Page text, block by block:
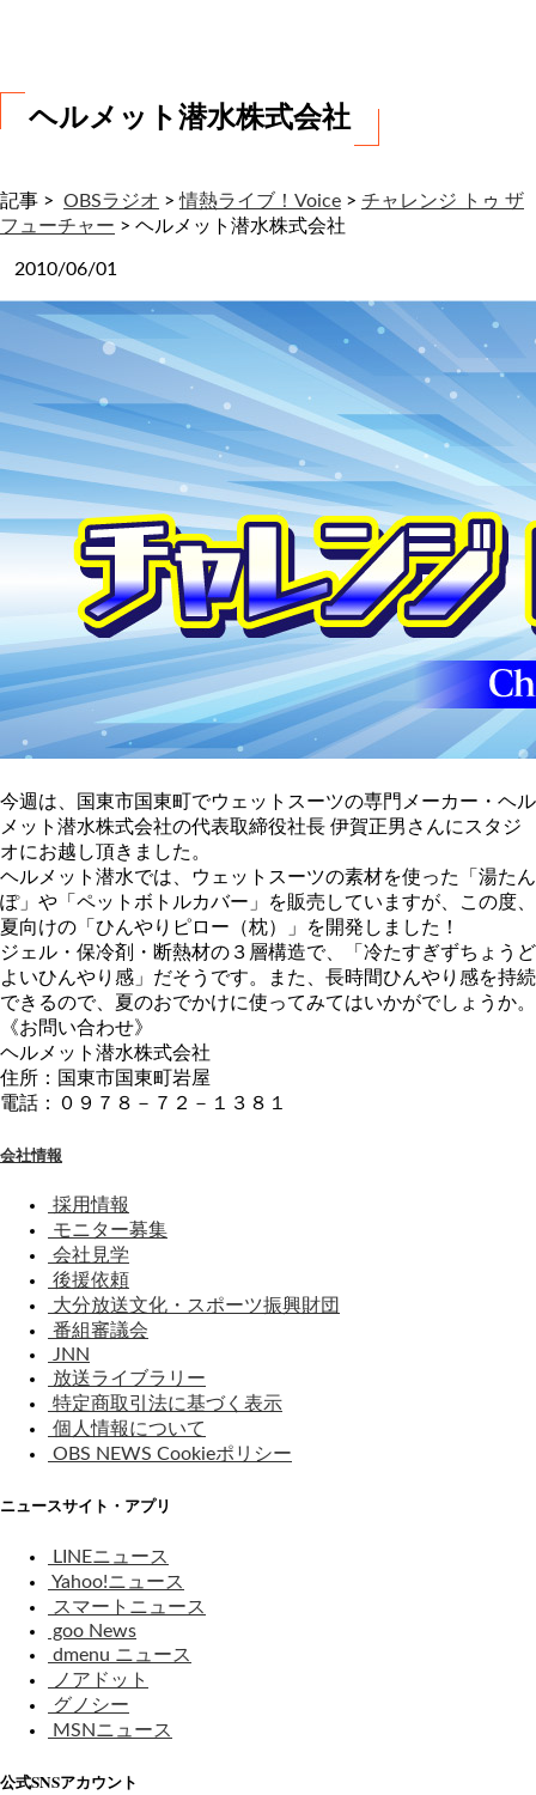
ヘルメット潜水株式会社
記事 > OBSラジオ >情熱ライブ！Voice > チャレンジ トゥ ザ
フューチャー > ヘルメット潜水株式会社
2010/06/01
今週は、国東市国東町でウェットスーツの専門メーカー・ヘル
メット潜水株式会社の代表取締役社長 伊賀正男さんにスタジ
オにお越し頂きました。
ヘルメット潜水では、ウェットスーツの素材を使った「湯たん
ぽ」や「ペットボトルカバー」を販売していますが、この度、
夏向けの「ひんやりピロー（枕）」を開発しました！
ジェル・保冷剤・断熱材の３層構造で、「冷たすぎずちょうど
よいひんやり感」だそうです。また、長時間ひんやり感を持続
できるので、夏のおでかけに使ってみてはいかがでしょうか。
《お問い合わせ》
ヘルメット潜水株式会社
住所：国東市国東町岩屋
電話：０９７８－７２－１３８１
会社情報
採用情報
モニター募集
会社見学
後援依頼
大分放送文化・スポーツ振興財団
番組審議会
JNN
放送ライブラリー
特定商取引法に基づく表示
個人情報について
OBS NEWS Cookieポリシー
ニュースサイト・アプリ
LINEニュース
Yahoo!ニュース
スマートニュース
goo News
dmenu ニュース
ノアドット
グノシー
MSNニュース
公式SNSアカウント